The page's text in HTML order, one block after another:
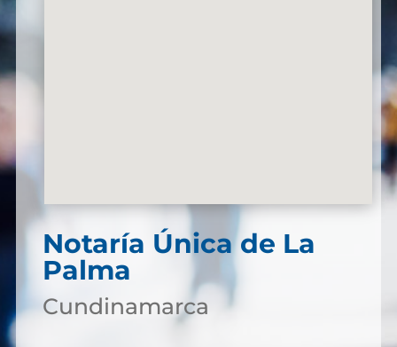
Notaría Única de La
Palma
Cundinamarca